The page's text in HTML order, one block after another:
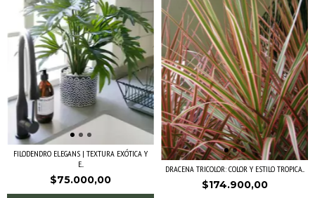
FILODENDRO ELEGANS | TEXTURA EXÓTICA Y
E...
$75.000,00
DRACENA TRICOLOR: COLOR Y ESTILO TROPICA...
$174.900,00